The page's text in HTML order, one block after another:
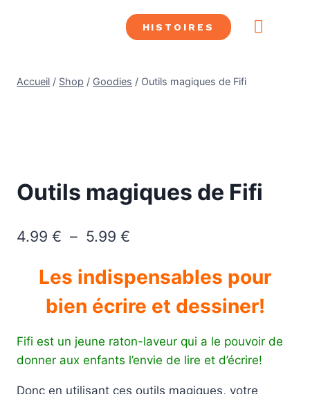
HISTOIRES
Accueil / Shop / Goodies / Outils magiques de Fifi
Outils magiques de Fifi
4.99 € – 5.99 €
Les indispensables pour
bien écrire et dessiner!
Fifi est un jeune raton-laveur qui a le pouvoir de
donner aux enfants l’envie de lire et d’écrire!
Donc en utilisant ces outils magiques, votre